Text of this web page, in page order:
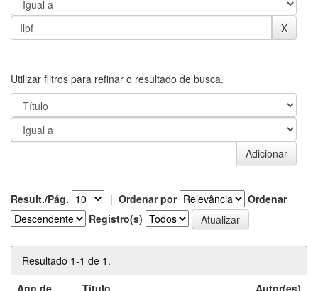
Utilizar filtros para refinar o resultado de busca.
Result./Pág. | Ordenar por
Ordenar
Registro(s)
Resultado 1-1 de 1.
Ano de
Título Autor(es)